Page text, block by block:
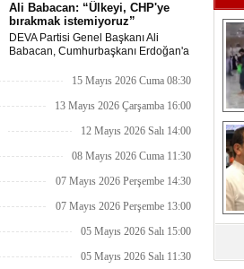
Ali Babacan: “Ülkeyi, CHP'ye
bırakmak istemiyoruz”
DEVA Partisi Genel Başkanı Ali
Babacan, Cumhurbaşkanı Erdoğan'a
enflasyonu" dedi. CHP'den AKP'ye
sıkıntıları ile uğraşan Ana Muhalefete de
şeklinde konuştu.
15 Mayıs 2026 Cuma 08:30
13 Mayıs 2026 Çarşamba 16:00
12 Mayıs 2026 Salı 14:00
08 Mayıs 2026 Cuma 11:30
07 Mayıs 2026 Perşembe 14:30
07 Mayıs 2026 Perşembe 13:00
05 Mayıs 2026 Salı 15:00
05 Mayıs 2026 Salı 11:30